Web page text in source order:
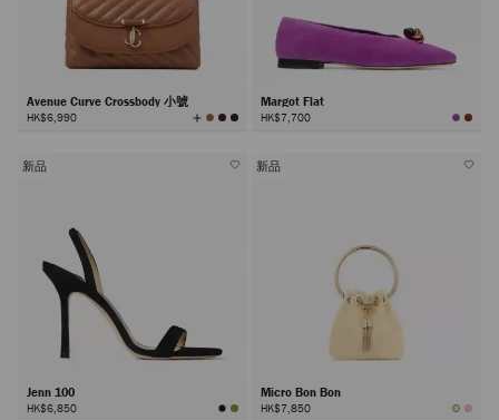
Avenue Curve Crossbody 小號
HK$6,990 查
看
Margot Flat
HK$7,700
新品
Jenn 100
HK$6,850
新品
Micro Bon Bon
HK$7,850